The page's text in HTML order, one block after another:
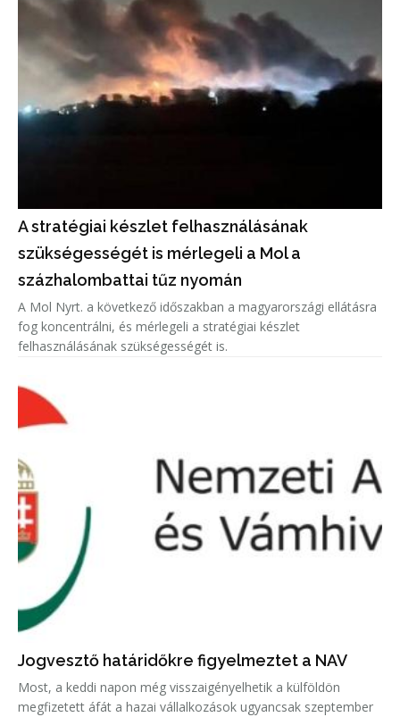
A stratégiai készlet felhasználásának
szükségességét is mérlegeli a Mol a
százhalombattai tűz nyomán
A Mol Nyrt. a következő időszakban a magyarországi ellátásra
fog koncentrálni, és mérlegeli a stratégiai készlet
felhasználásának szükségességét is.
Jogvesztő határidőkre figyelmeztet a NAV
Most, a keddi napon még visszaigényelhetik a külföldön
megfizetett áfát a hazai vállalkozások ugyancsak szeptember